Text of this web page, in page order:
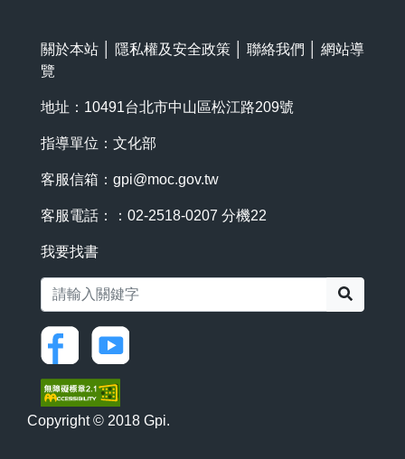
關於本站 隱私權及安全政策 聯絡我們
網站導
覽
地址：10491台北市中山區松江路209號
指導單位：文化部
客服信箱： gpi@moc.gov.tw
客服電話：：02-2518-0207 分機22
我要找書
Copyright © 2018 Gpi.